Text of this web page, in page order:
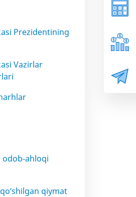
Prezidentining
Vazirlar
odob-ahloqi
qiymat